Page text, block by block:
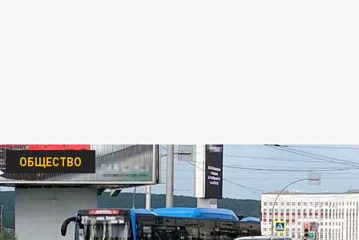
ОБЩЕСТВО